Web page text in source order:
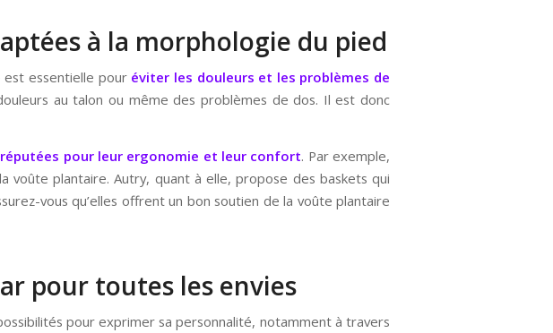
à la morphologie du pied
est essentielle pour éviter les douleurs et les problèmes de
au talon ou même des problèmes de dos. Il est donc
réputées pour leur ergonomie et leur confort. Par exemple,
voûte plantaire. Autry, quant à elle, propose des baskets qui
vous qu’elles offrent un bon soutien de la voûte plantaire
pour toutes les envies
pour exprimer sa personnalité, notamment à travers